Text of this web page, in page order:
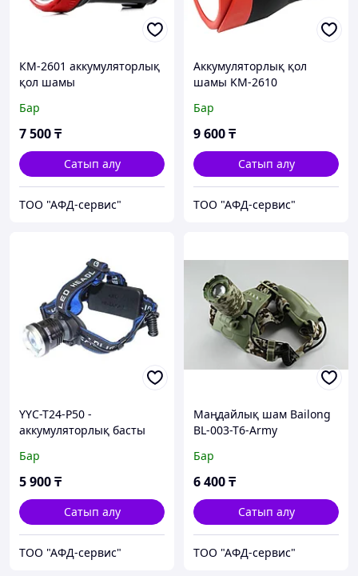
КМ-2601 аккумуляторлық
қол шамы
Бар
7 500₸
Сатып алу
ТОО "АФД-сервис"
Аккумуляторлық қол
шамы KM-2610
Бар
9 600₸
Сатып алу
ТОО "АФД-сервис"
YYC-T24-P50 -
аккумуляторлық басты
Бар
5 900₸
Сатып алу
ТОО "АФД-сервис"
Маңдайлық шам Bailong
BL-003-T6-Army
Бар
6 400₸
Сатып алу
ТОО "АФД-сервис"